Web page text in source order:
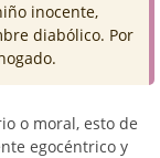
inocente,
diabólico. Por
o moral, esto de
egocéntrico y